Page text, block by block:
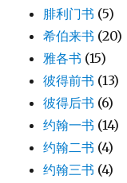
腓利门书 (5)
希伯来书 (20)
雅各书 (15)
彼得前书 (13)
彼得后书 (6)
约翰一书 (14)
约翰二书 (4)
约翰三书 (4)